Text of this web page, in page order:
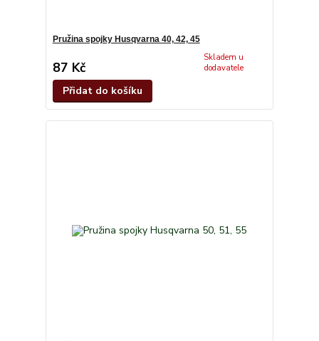
Pružina spojky Husqvarna 40, 42, 45
87 Kč
Skladem u
dodavatele
Přidat do košíku